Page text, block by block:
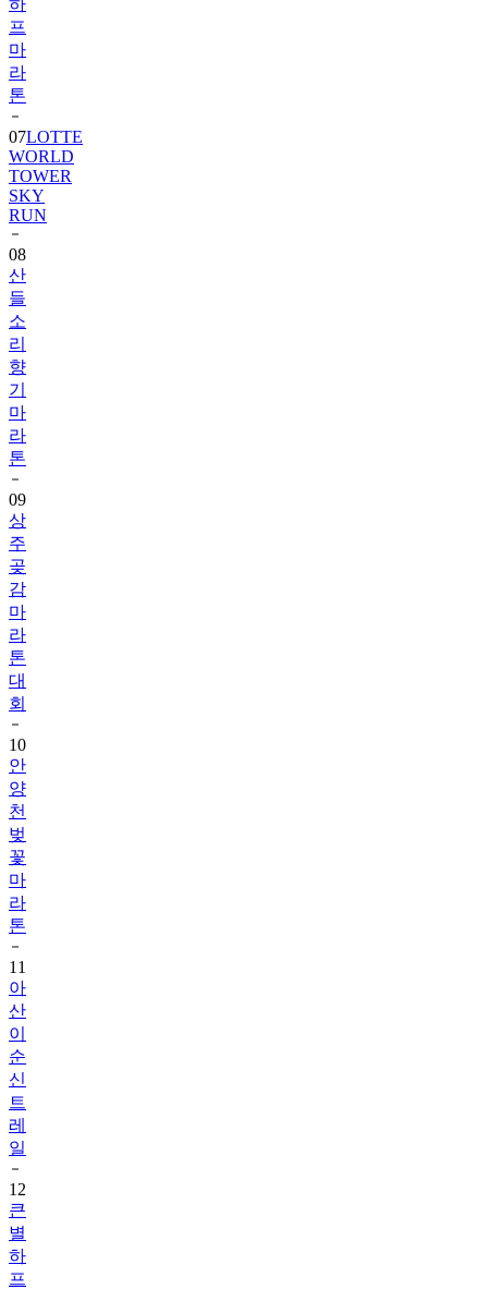
하
프
마
라
톤
07LOTTE
WORLD
TOWER
SKY
RUN
08
산
들
소
리
향
기
마
라
톤
09
상
주
곶
감
마
라
톤
대
회
10
안
양
천
벚
꽃
마
라
톤
11
아
산
이
순
신
트
레
일
12
큰
별
하
프